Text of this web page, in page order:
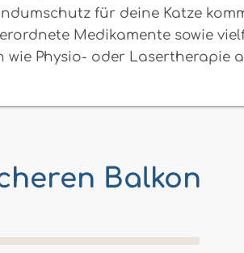
für deine Katze
Medikamente sowie
Physio- oder Lasertherapie
Balkon